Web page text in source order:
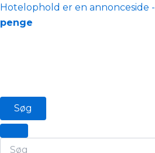
Gå
til
Hotelophold er en annonceside -
penge
Søg